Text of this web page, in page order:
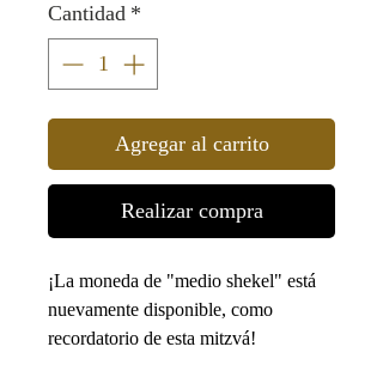
Cantidad *
Agregar al carrito
Realizar compra
¡La moneda de "medio shekel" está
nuevamente disponible, como
recordatorio de esta mitzvá!